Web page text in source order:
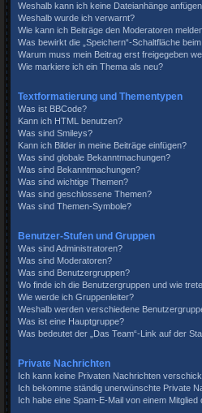
Weshalb kann ich keine Dateianhänge
Weshalb wurde ich verwarnt?
Wie kann ich Beiträge den Moderatoren
Was bewirkt die „Speichern“-Schaltfläche
Warum muss mein Beitrag erst freigegeben
Wie markiere ich ein Thema als neu?
Textformatierung und Thementypen
Was ist BBCode?
Kann ich HTML benutzen?
Was sind Smileys?
Kann ich Bilder in meine Beiträge einfügen?
Was sind globale Bekanntmachungen?
Was sind Bekanntmachungen?
Was sind wichtige Themen?
Was sind geschlossene Themen?
Was sind Themen-Symbole?
Benutzer-Stufen und Gruppen
Was sind Administratoren?
Was sind Moderatoren?
Was sind Benutzergruppen?
Wo finde ich die Benutzergruppen und wie
Wie werde ich Gruppenleiter?
Weshalb werden verschiedene
Was ist eine Hauptgruppe?
Was bedeutet der „Das Team“-Link auf der
Private Nachrichten
Ich kann keine Privaten Nachrichten
Ich bekomme ständig unerwünschte Private
Ich habe eine Spam-E-Mail von einem